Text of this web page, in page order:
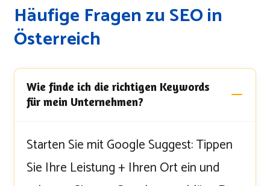
Häufige Fragen zu SEO in
Österreich
Wie finde ich die richtigen Keywords
für mein Unternehmen?
Starten Sie mit Google Suggest: Tippen
Sie Ihre Leistung + Ihren Ort ein und